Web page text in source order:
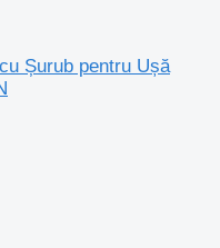
Șurub pentru Ușă